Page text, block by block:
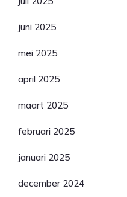
juni 2025
mei 2025
april 2025
maart 2025
februari 2025
januari 2025
december 2024